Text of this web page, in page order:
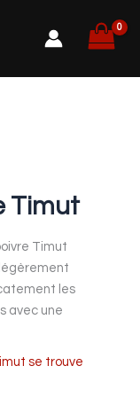
Timut
Timut
les
avec une
se trouve